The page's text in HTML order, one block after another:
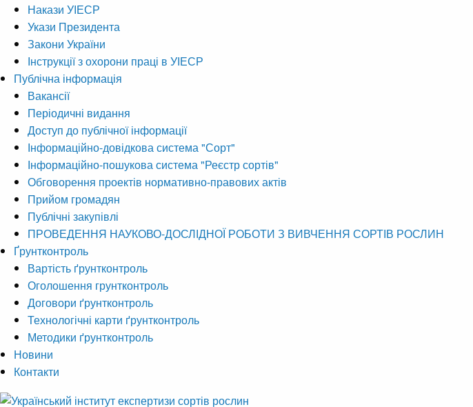
Накази УІЕСР
Укази Президента
Закони України
Інструкції з охорони праці в УІЕСР
Публічна інформація
Вакансії
Періодичні видання
Доступ до публічної інформації
Інформаційно-довідкова система "Сорт"
Інформаційно-пошукова система "Реєстр сортів"
Обговорення проектів нормативно-правових актів
Прийом громадян
Публічні закупівлі
ПРОВЕДЕННЯ НАУКОВО-ДОСЛІДНОЇ РОБОТИ З ВИВЧЕННЯ СОРТІВ РОСЛИН
Ґрунтконтроль
Вартість ґрунтконтроль
Оголошення грунтконтроль
Договори ґрунтконтроль
Технологічні карти ґрунтконтроль
Методики ґрунтконтроль
Новини
Контакти